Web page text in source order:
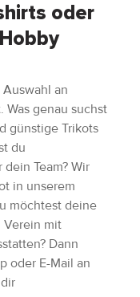
oder
an
Was genau suchst
günstige Trikots
du
Team? Wir
in unserem
möchtest deine
Verein mit
Dann
oder E-Mail an